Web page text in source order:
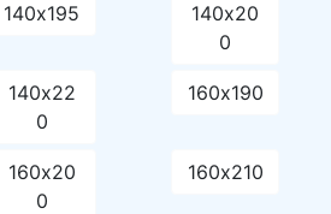
140х195
140х20
0
140х22
0
160х190
160х20
0
160х210